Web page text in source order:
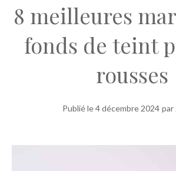
8 meilleures
fonds de teint
rousses
Publié le4 décembre 2024 par